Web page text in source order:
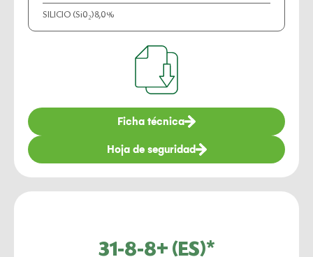
SILICIO (Si0₂)8,0%
Ficha técnica
Hoja de seguridad
31-8-8+ (ES)*